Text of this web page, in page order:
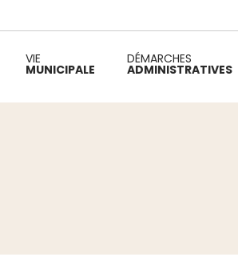
VIE
MUNICIPALE
DÉMARCHES
ADMINISTRATIVES